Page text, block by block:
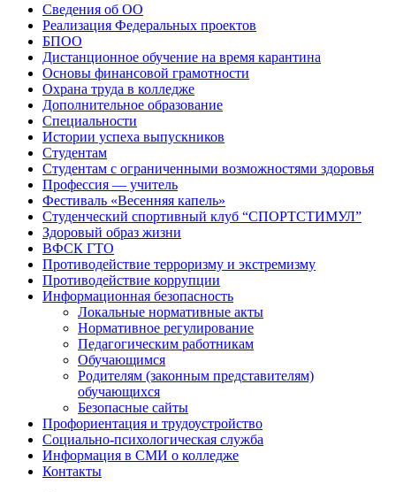
Сведения об ОО
Реализация Федеральных проектов
БПОО
Дистанционное обучение на время карантина
Основы финансовой грамотности
Охрана труда в колледже
Дополнительное образование
Специальности
Истории успеха выпускников
Студентам
Студентам с ограниченными возможностями здоровья
Профессия — учитель
Фестиваль «Весенняя капель»
Студенческий спортивный клуб “СПОРТСТИМУЛ”
Здоровый образ жизни
ВФСК ГТО
Противодействие терроризму и экстремизму
Противодействие коррупции
Информационная безопасность
Локальные нормативные акты
Нормативное регулирование
Педагогическим работникам
Обучающимся
Родителям (законным представителям)
обучающихся
Безопасные сайты
Профориентация и трудоустройство
Социально-психологическая служба
Информация в СМИ о колледже
Контакты